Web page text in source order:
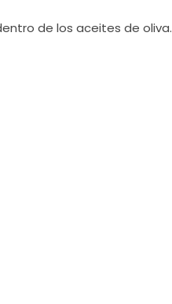
de los aceites de oliva.